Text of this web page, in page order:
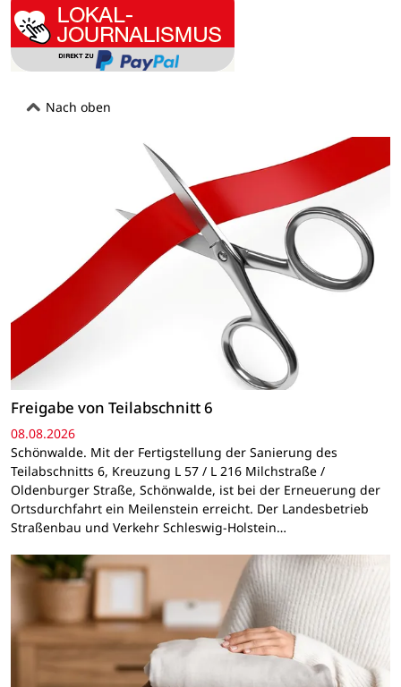
Nach oben
Freigabe von Teilabschnitt 6
08.08.2026
Schönwalde. Mit der Fertigstellung der Sanierung des
Teilabschnitts 6, Kreuzung L 57 / L 216 Milchstraße /
Oldenburger Straße, Schönwalde, ist bei der Erneuerung der
Ortsdurchfahrt ein Meilenstein erreicht. Der Landesbetrieb
Straßenbau und Verkehr Schleswig-Holstein…